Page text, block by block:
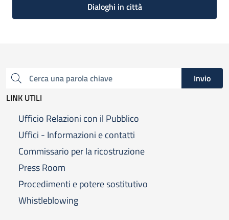
Dialoghi in città
Cerca una parola chiave
Invio
LINK UTILI
Ufficio Relazioni con il Pubblico
Uffici - Informazioni e contatti
Commissario per la ricostruzione
Press Room
Procedimenti e potere sostitutivo
Whistleblowing